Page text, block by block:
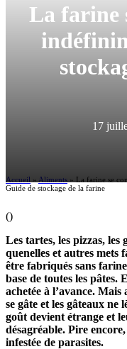
La farine
17
Accueil » Aliments » La farine se
Guide de stockage de la farine
()
Les tartes, les pizzas, les
quenelles et autres mets
être fabriqués sans
base de toutes les pâtes.
achetée à l’avance. Mais
se gâte et les gâteaux ne
goût devient étrange et
désagréable. Pire
infestée de parasites.